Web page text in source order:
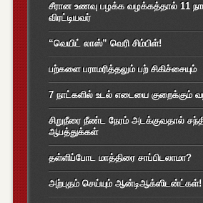
சீரான உணவு பழக்க வழக்கத்தால் 11
விரட்டியவர்
“வெயிட் லாஸ்” வெரி சிம்பிள்!
பற்களை பராமரித்தலும் பற் சிகிச்சையும்
7 நாட்களில் உடல் எடையை குறைக்கும்
சிறுநீரை நீண்ட நேரம் அடக்குவதால்
ஆபத்துக்கள்
தள்ளிப்போட மாத்திரை சாப்பிடலாமா?
அற்புதம் செய்யும் ஆன்டிஆக்ஸிடன்ட்கள்!